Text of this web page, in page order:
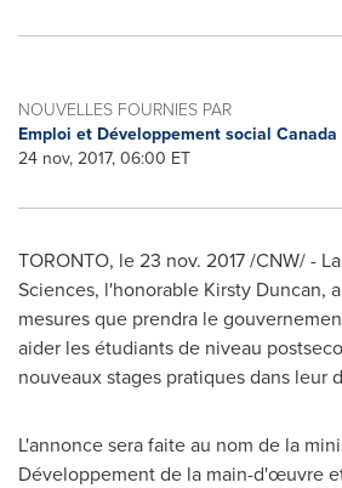
NOUVELLES FOURNIES PAR
Emploi et Développement social Canada
24 nov, 2017, 06:00 ET
TORONTO, le 23 nov. 2017 /CNW/ -
Sciences, l'honorable Kirsty Duncan,
mesures que prendra le
aider les étudiants de niveau
nouveaux stages pratiques dans leur
L'annonce sera faite au nom de la
Développement de la main-d'œuvre